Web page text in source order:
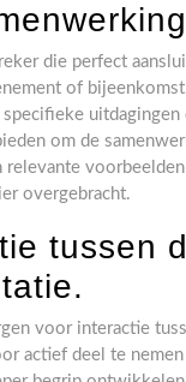
die perfect
of
om de
overgebracht.
tussen
voor interactie
actief deel te